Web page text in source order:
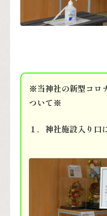
※当神社の新型コロ
ついて※
１．神社施設入り口